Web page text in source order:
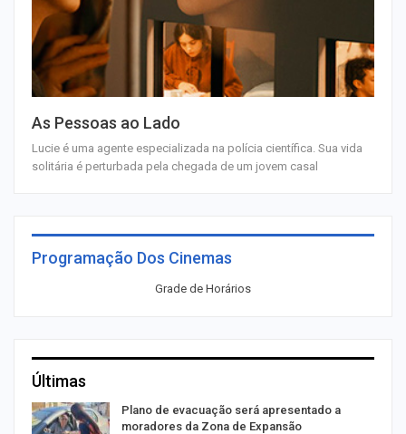
As Pessoas ao Lado
Lucie é uma agente especializada na polícia científica. Sua vida
solitária é perturbada pela chegada de um jovem casal
Programação Dos Cinemas
Grade de Horários
Últimas
Plano de evacuação será apresentado a
moradores da Zona de Expansão